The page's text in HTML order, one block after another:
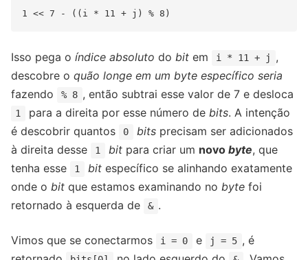
Isso pega o índice absoluto do bit em i * 11 + j
,
descobre o quão longe em um byte específico seria
fazendo
% 8 , então subtrai esse valor de 7 e desloca
1 para a direita por esse número de bits. A intenção
é descobrir quantos
0 bitsprecisam ser adicionados
à direita desse
1 bitpara criar um novo byte, que
tenha esse
1 bitespecífico se alinhando exatamente
onde o bit que estamos examinando no byte foi
retornado à esquerda de
& .
Vimos que se conectarmos i = 0 e j = 5 , é